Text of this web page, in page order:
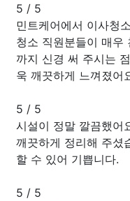
5 / 5
민트케어에서 이사청
청소 직원분들이 매우
까지 신경 써 주시는
욱 깨끗하게 느껴졌어
5 / 5
시설이 정말 깔끔했어
깨끗하게 정리해 주셨
할 수 있어 기쁩니다.
5 / 5